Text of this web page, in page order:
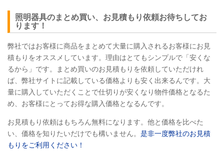
照明器具のまとめ買い、お見積もり依頼お待ちしてお
ります！
弊社ではお客様に商品をまとめて大量に購入されるお客様にお見
積もりをオススメしています。理由はとてもシンプルで「安くな
るから」です。まとめ買いのお見積もりを依頼していただけれ
ば、弊社サイトに記載している価格よりも安く出来るんです。大
量に購入していただくことで仕切りが安くなり物件価格となるた
め、お客様にとってお得な購入価格となるんです。
お見積もり依頼はもちろん無料になります。他と価格を比べた
い、価格を知りたいだけでも構いません。 是非一度弊社のお見積
もりをご利用ください！